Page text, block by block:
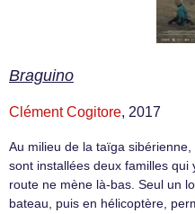
Braguino
Clément Cogitore, 2017
Au milieu de la taïga
sont installées deux familles qui
route ne mène là-bas. Seul un
bateau, puis en hélicoptère,